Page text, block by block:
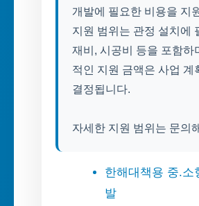
개발에 필요한 비용을 지
지원 범위는 관정 설치에
재비, 시공비 등을 포함하
적인 지원 금액은 사업 계
결정됩니다.
자세한 지원 범위는 문의
한해대책용 중.소
발